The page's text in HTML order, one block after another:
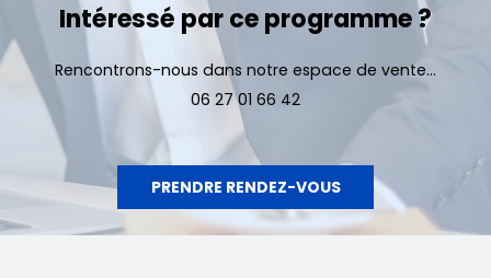
Intéressé par ce programme ?
Rencontrons-nous dans notre espace de vente...
06 27 01 66 42
PRENDRE RENDEZ-VOUS